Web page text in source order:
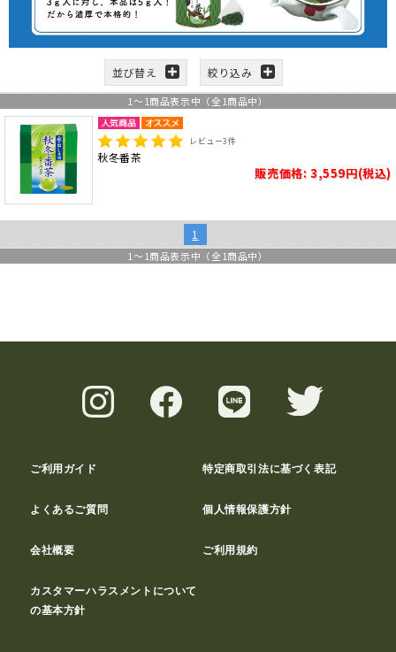
並び替え 絞り込み
1 ～ 1商品表示中（全 1商品中）
レビュー3件
秋冬番茶
販売価格: 3,559円(税込)
1
1 ～ 1商品表示中（全 1商品中）
ご利用ガイド 特定商取引法に基づく表記
よくあるご質問 個人情報保護方針
会社概要 ご利用規約
カスタマーハラスメントについて
の基本方針